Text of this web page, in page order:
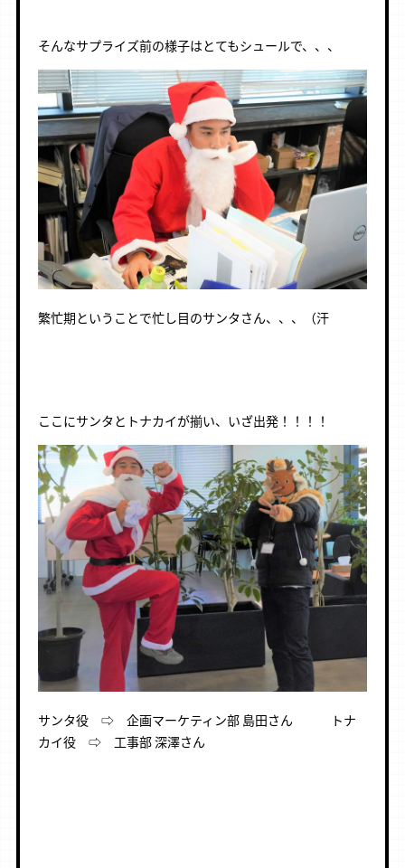
そんなサプライズ前の様子はとてもシュールで、、、
繁忙期ということで忙し目のサンタさん、、、（汗
ここにサンタとトナカイが揃い、いざ出発！！！！
サンタ役 ⇨ 企画マーケティン部 島田さん トナ
カイ役 ⇨ 工事部 深澤さん